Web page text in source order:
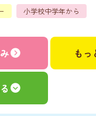
小学校中学年から
もっ